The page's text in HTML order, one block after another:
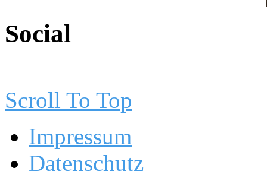
Social
Scroll To Top
Impressum
Datenschutz